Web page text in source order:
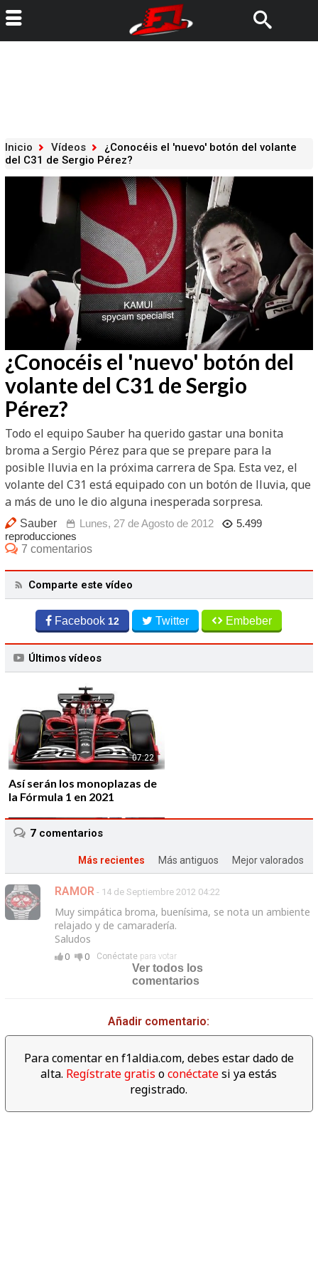
Inicio Vídeos
¿Conocéis el 'nuevo' botón del volante
del C31 de Sergio Pérez?
Unmute /
Loaded:
47.51%
¿Conocéis el 'nuevo' botón del
volante del C31 de Sergio
Pérez?
Todo el equipo Sauber ha querido gastar una bonita
broma a Sergio Pérez para que se prepare para la
posible lluvia en la próxima carrera de Spa. Esta vez, el
volante del C31 está equipado con un botón de lluvia, que
a más de uno le dio alguna inesperada sorpresa.
Sauber Lunes, 27 de Agosto de 2012
5.499
reproducciones
7 comentarios
Comparte este vídeo
Facebook12 Twitter Embeber
Últimos vídeos
07:22
Así serán los monoplazas de
la Fórmula 1 en 2021
01:43
Alfa Romeo vuelve a la F1 de
la mano de Sauber F1 Team
02:39
Descubre los datos
espectaculares del año 2017
7comentarios
Más recientes Más antiguos Mejor valorados
RAMOR - 14 de Septiembre 2012 04:22
Muy simpática broma, buenísima, se nota un ambiente
relajado y de camaradería.
Saludos
0 0 Conéctatepara votar
Ver todos los
comentarios
Añadir comentario:
Para comentar en f1aldia.com, debes estar dado de
alta. Regístrate gratis oconéctatesi ya estás
registrado.